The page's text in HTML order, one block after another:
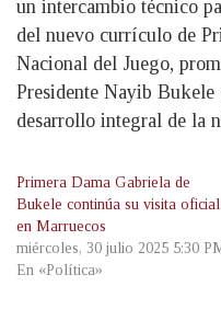
un intercambio técnico
del nuevo currículo de
Nacional del Juego,
Presidente Nayib Bukele
desarrollo integral de la
Primera Dama Gabriela de
Bukele continúa su visita oficial
en Marruecos
miércoles, 30 julio 2025 5:30
En «Política»